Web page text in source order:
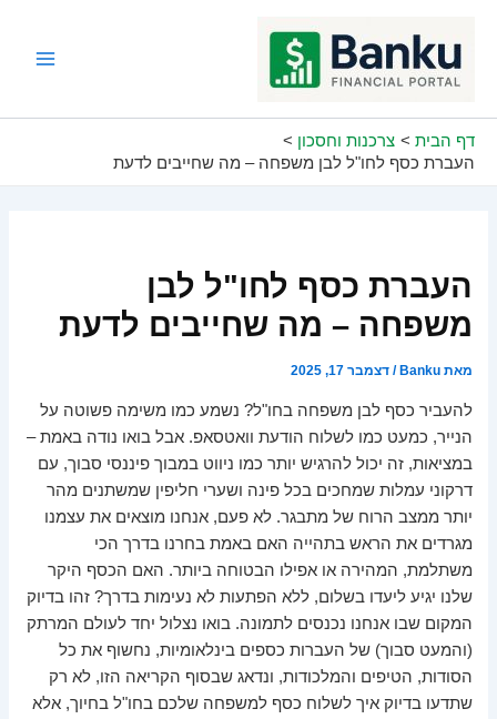
דף הבית
צרכנות וחסכון
העברת כסף לחו"ל לבן משפחה – מה שחייבים לדעת
העברת כסף לחו"ל לבן
משפחה – מה שחייבים לדעת
מאתBanku
/דצמבר 17, 2025
להעביר כסף לבן משפחה בחו"ל? נשמע כמו משימה פשוטה על
הנייר, כמעט כמו לשלוח הודעת וואטסאפ. אבל בואו נודה באמת –
במציאות, זה יכול להרגיש יותר כמו ניווט במבוך פיננסי סבוך, עם
דרקוני עמלות שמחכים בכל פינה ושערי חליפין שמשתנים מהר
יותר ממצב הרוח של מתבגר. לא פעם, אנחנו מוצאים את עצמנו
מגרדים את הראש בתהייה האם באמת בחרנו בדרך הכי
משתלמת, המהירה או אפילו הבטוחה ביותר. האם הכסף היקר
שלנו יגיע ליעדו בשלום, ללא הפתעות לא נעימות בדרך? זהו בדיוק
המקום שבו אנחנו נכנסים לתמונה. בואו נצלול יחד לעולם המרתק
(והמעט סבוך) של העברות כספים בינלאומיות, נחשוף את כל
הסודות, הטיפים והמלכודות, ונדאג שבסוף הקריאה הזו, לא רק
שתדעו בדיוק איך לשלוח כסף למשפחה שלכם בחו"ל בחיוך, אלא